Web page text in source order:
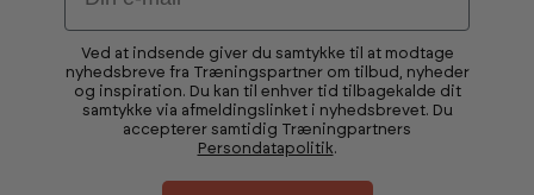
Ved at indsende giver du samtykke til at modtage
nyhedsbreve fra Træningspartner om tilbud, nyheder
og inspiration. Du kan til enhver tid tilbagekalde dit
samtykke via afmeldingslinket i nyhedsbrevet. Du
accepterer samtidig Træningpartners
Persondatapolitik.